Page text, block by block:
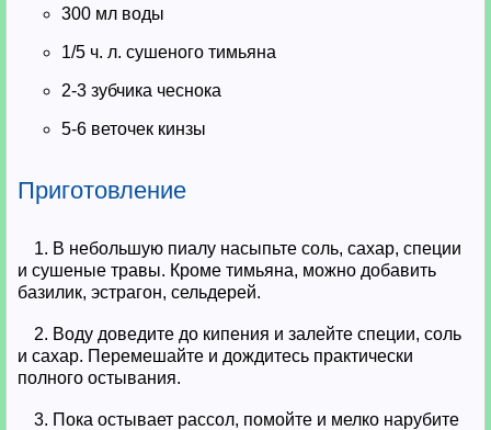
300 мл воды
1/5 ч. л. сушеного тимьяна
2-3 зубчика чеснока
5-6 веточек кинзы
Приготовление
1. В небольшую пиалу насыпьте соль, сахар, специи
и сушеные травы. Кроме тимьяна, можно добавить
базилик, эстрагон, сельдерей.
2. Воду доведите до кипения и залейте специи, соль
и сахар. Перемешайте и дождитесь практически
полного остывания.
3. Пока остывает рассол, помойте и мелко нарубите